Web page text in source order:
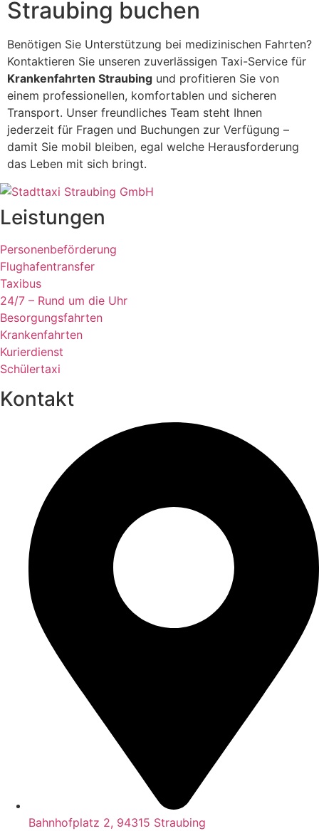
Straubing buchen
Benötigen Sie Unterstützung bei medizinischen Fahrten?
Kontaktieren Sie unseren zuverlässigen Taxi-Service für
Krankenfahrten Straubing und profitieren Sie von
einem professionellen, komfortablen und sicheren
Transport. Unser freundliches Team steht Ihnen
jederzeit für Fragen und Buchungen zur Verfügung –
damit Sie mobil bleiben, egal welche Herausforderung
das Leben mit sich bringt.
Leistungen
Personenbeförderung
Flughafentransfer
Taxibus
24/7 – Rund um die Uhr
Besorgungsfahrten
Krankenfahrten
Kurierdienst
Schülertaxi
Kontakt
Bahnhofplatz 2, 94315 Straubing